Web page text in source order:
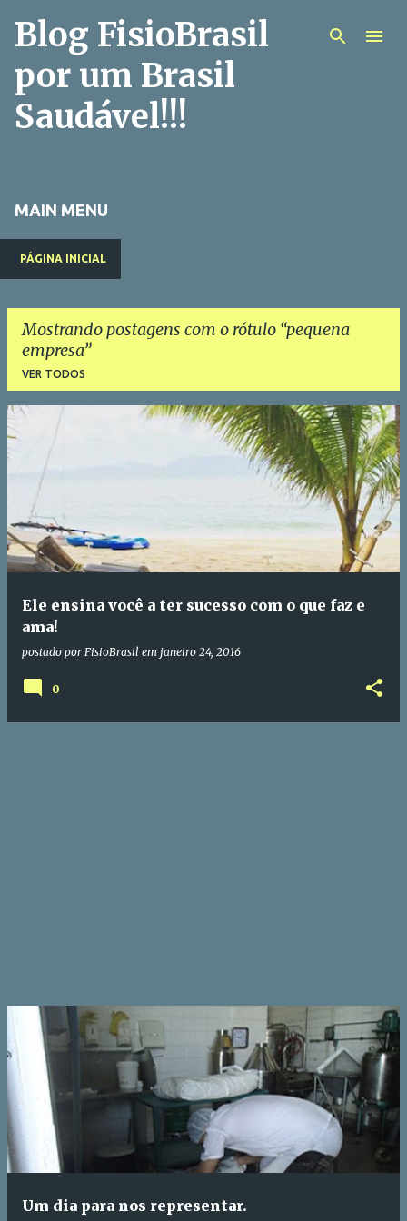
Pular para o conteúdo principal
Blog FisioBrasil
por um Brasil
Saudável!!!
MAIN MENU
PÁGINA INICIAL
Mostrando postagens com o rótulo pequena
empresa
VER TODOS
P
o
a
g
Ele ensina você a ter sucesso com o que faz e
ama!
postado por FisioBrasil em janeiro 24, 2016
0
Um dia para nos representar.